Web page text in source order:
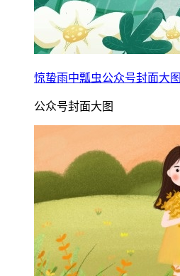
惊蛰雨中瓢虫公众号封面大图
公众号封面大图